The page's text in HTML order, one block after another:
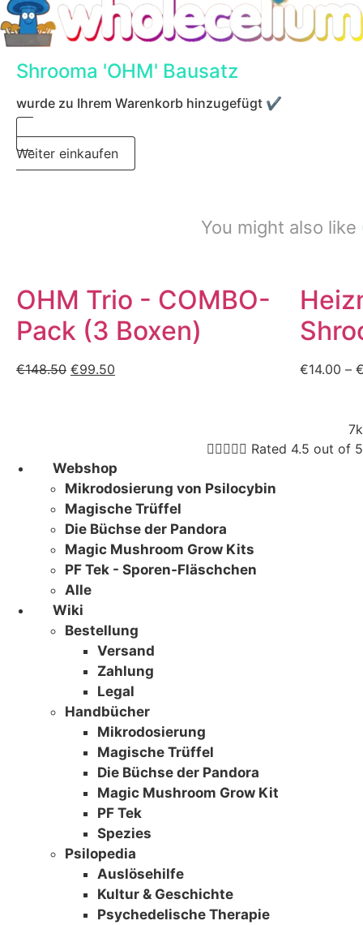
Shrooma 'OHM' Bausatz
wurde zu Ihrem Warenkorb hinzugefügt ✔️
Weiter einkaufen
You might also like
OHM Trio - COMBO-
Pack (3 Boxen)
€148.50 Der
€99.50 €14.00 –
7k
 Rated 4.5 out of 5
Webshop
Mikrodosierung von Psilocybin
Magische Trüffel
Die Büchse der Pandora
Magic Mushroom Grow Kits
PF Tek - Sporen-Fläschchen
Alle
Wiki
Bestellung
Versand
Zahlung
Legal
Handbücher
Mikrodosierung
Magische Trüffel
Die Büchse der Pandora
Magic Mushroom Grow Kit
PF Tek
Spezies
Psilopedia
Auslösehilfe
Kultur & Geschichte
Psychedelische Therapie